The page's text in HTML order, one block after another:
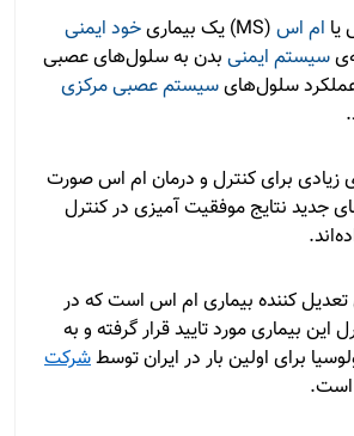
یا ام اس (MS) یک بیماری
خود ایمنی
سیستم ایمنی بدن به سلول‌های عصبی
سلول‌هایسیستم عصبی مرکزی
زیادی برای کنترل و درمان ام اس صورت
جدید نتایج موفقیت آمیزی در کنترل
تعدیل کننده بیماری ام اس است که در
کنترل این بیماری مورد تایید قرار گرفته و به
برای اولین بار در ایران توسطشرکت
است.